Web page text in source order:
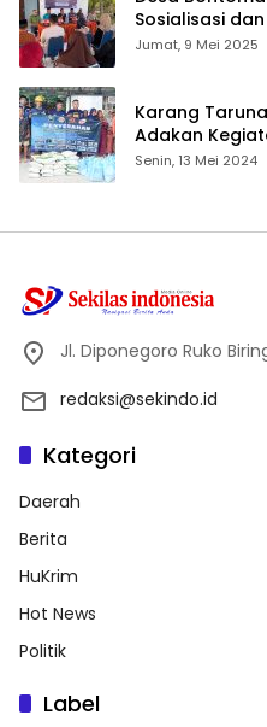
Sosialisasi
ID
Jumat, 9 Mei 2025
Karang
Adakan
Dhuafa dan
Senin, 13 Mei 2024
Jl. Diponegoro Ruko
redaksi@sekindo.id
Kategori
Daerah
Berita
HuKrim
Hot News
Politik
Label